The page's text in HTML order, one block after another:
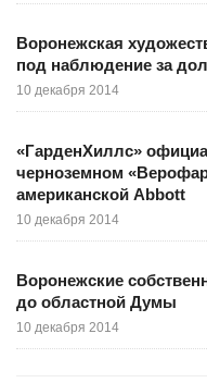
Воронежская
под наблюдение за
10 декабря 2014
«ГарденХиллс»
черноземном
американской Abbott
10 декабря 2014
Воронежские
до областной Думы
10 декабря 2014